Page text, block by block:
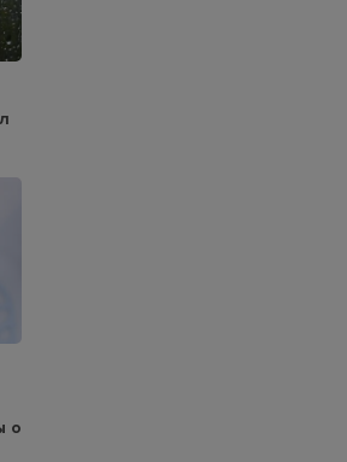
о